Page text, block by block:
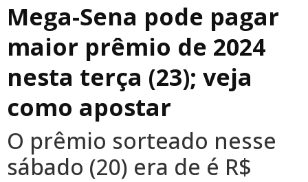
Mega-Sena pode pagar
maior prêmio de 2024
nesta terça (23); veja
como apostar
O prêmio sorteado nesse
sábado (20) era de é R$